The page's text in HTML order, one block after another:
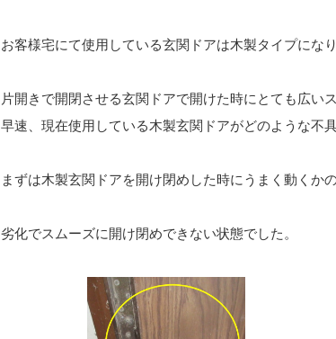
お客様宅にて使用している玄関ドアは木製タイプになり
片開きで開閉させる玄関ドアで開けた時にとても広い
早速、現在使用している木製玄関ドアがどのような不
まずは木製玄関ドアを開け閉めした時にうまく動くか
劣化でスムーズに開け閉めできない状態でした。